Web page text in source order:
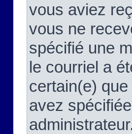
vous aviez
vous ne
spécifié une
le courriel a
certain(e)
avez